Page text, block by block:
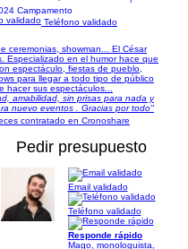
Campamento
Teléfono validado
ceremonias, showman... El César
Especializado en el humor hace que
espectáculo, fiestas de pueblo,
para llegar a todo tipo de público
sus espectáculos...
amabilidad, sin prisas para nada y
nuevo eventos . Gracias por todo"
contratado en Cronoshare
Pedir presupuesto
Email validado
Teléfono validado
Responde rápido
Mago, monologuista,